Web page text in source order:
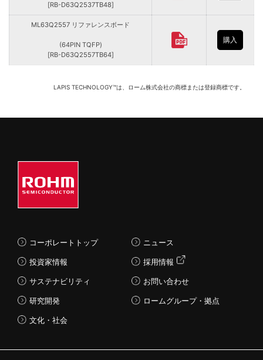
[RB-D63Q2537TB48]
ML63Q2557 リファレンスボード
(64PIN TQFP)
[RB-D63Q2557TB64]
購入
LAPIS TECHNOLOGY™は、ローム株式会社の商標または登録商標です。
コーポレートトップ
投資家情報
サステナビリティ
研究開発
文化・社会
ニュース
採用情報
お問い合わせ
ロームグループ・拠点